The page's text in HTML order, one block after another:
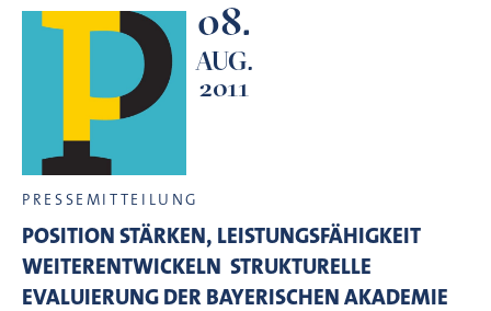
08.
AUG.
2011
PRESSEMITTEILUNG
POSITION STÄRKEN, LEISTUNGSFÄHIGKEIT
WEITERENTWICKELN  STRUKTURELLE
EVALUIERUNG DER BAYERISCHEN AKADEMIE